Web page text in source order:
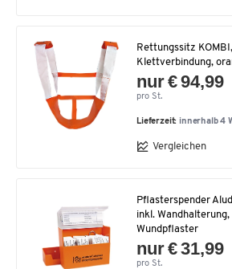
Rettungssitz
Klettverbindung,
nur € 94,99
pro St.
Lieferzeit: innerhalb 4
Vergleichen
Pflasterspender
inkl. Wandhalterung,
Wundpflaster
nur € 31,99
pro St.